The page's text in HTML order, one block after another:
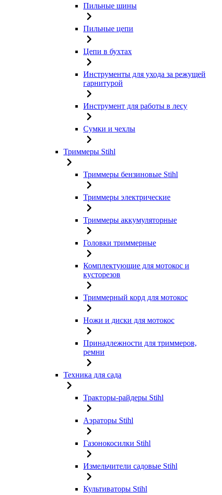
Пильные шины
Пильные цепи
Цепи в бухтах
Инструменты для ухода за режущей
гарнитурой
Инструмент для работы в лесу
Сумки и чехлы
Триммеры Stihl
Триммеры бензиновые Stihl
Триммеры электрические
Триммеры аккумуляторные
Головки триммерные
Комплектующие для мотокос и
кусторезов
Триммерный корд для мотокос
Ножи и диски для мотокос
Принадлежности для триммеров,
ремни
Техника для сада
Тракторы-райдеры Stihl
Аэраторы Stihl
Газонокосилки Stihl
Измельчители садовые Stihl
Культиваторы Stihl